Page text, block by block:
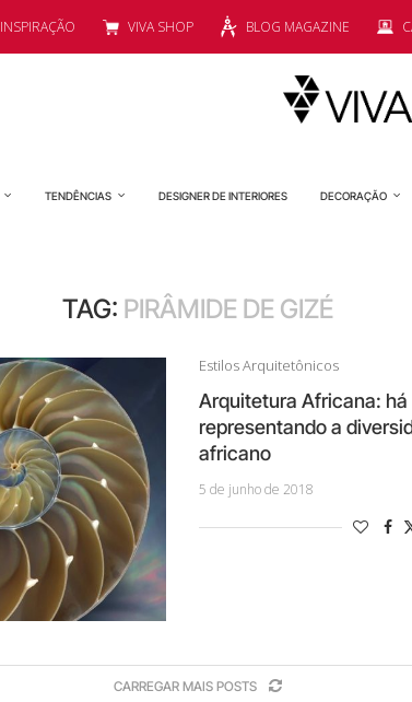
INSPIRAÇÃO VIVA SHOP BLOG MAGAZINE
TENDÊNCIAS DESIGNER DE INTERIORES DECORAÇÃO
TAG: PIRÂMIDE DE GIZÉ
Estilos Arquitetônicos
Arquitetura Africana: há
representando a
africano
5 de junho de 2018
CARREGAR MAIS POSTS